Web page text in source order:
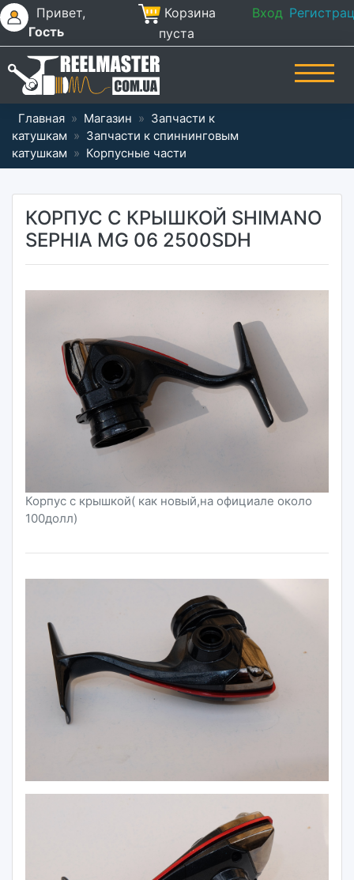
Привет,
Гость
Корзина
пуста
Вход
Главная » Магазин » Запчасти к
катушкам » Запчасти к спиннинговым
катушкам » Корпусные части
КОРПУС С КРЫШКОЙ SHIMANO
SEPHIA MG 06 2500SDH
Корпус с крышкой( как новый,на официале около
100долл)